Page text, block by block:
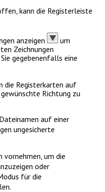
kann die Registerleiste
anzeigen
um
Zeichnungen
gegebenenfalls eine
die Registerkarten auf
Richtung zu
auf einer
ungesicherte
vornehmen, um die
oder
für die